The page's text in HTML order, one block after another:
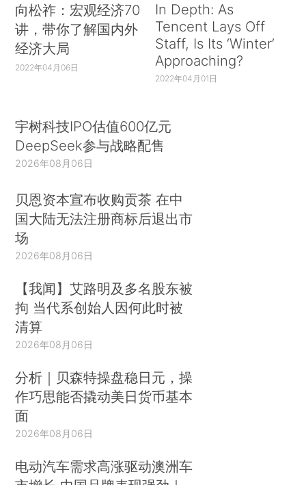
向松祚：宏观经济70
讲，带你了解国内外
经济大局
2022年04月06日
In Depth: As
Tencent Lays Off
Staff, Is Its ‘Winter’
Approaching?
2022年04月01日
宇树科技IPO估值600亿元
DeepSeek参与战略配售
2026年08月06日
贝恩资本宣布收购贡茶 在中
国大陆无法注册商标后退出市
场
2026年08月06日
【我闻】艾路明及多名股东被
拘 当代系创始人因何此时被
清算
2026年08月06日
分析｜贝森特操盘稳日元，操
作巧思能否撬动美日货币基本
面
2026年08月06日
电动汽车需求高涨驱动澳洲车